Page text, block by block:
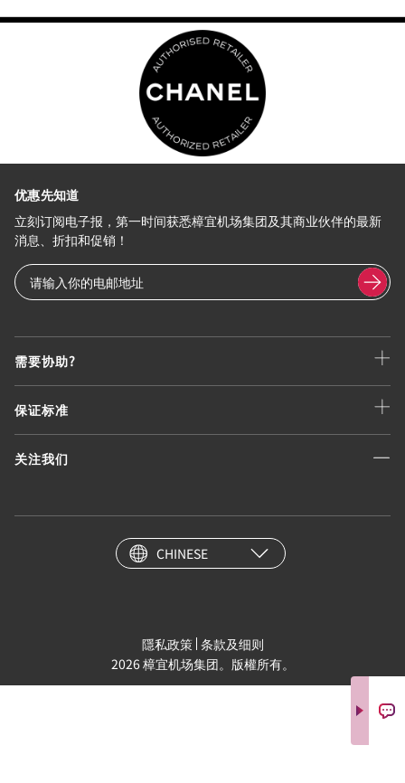
需要协助?
保证标准
关注我们
优惠先知道
立刻订阅电子报，第一时间获悉樟宜机场集团及其商业伙伴的最新
消息、折扣和促销！
CHINESE
隱私政策 条款及细则
2026 樟宜机场集团。版權所有。